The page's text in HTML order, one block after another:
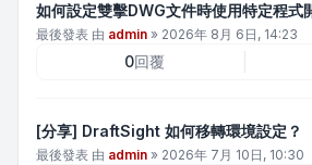
如何設定雙擊DWG文件時使用特定程式
最後發表 由 admin » 2026年 8月 6日, 14:23
0回覆
[分享] DraftSight 如何移轉環境設定？
最後發表 由 admin » 2026年 7月 10日, 10:30